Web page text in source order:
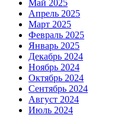
Май 2025
Апрель 2025
Март 2025
Февраль 2025
Январь 2025
Декабрь 2024
Ноябрь 2024
Октябрь 2024
Сентябрь 2024
Август 2024
Июль 2024